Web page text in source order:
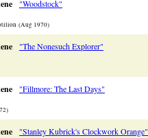
"Woodstock"
(Aug 1970)
"The Nonesuch Explorer"
"Fillmore: The Last Days"
"Stanley Kubrick's Clockwork Orange"